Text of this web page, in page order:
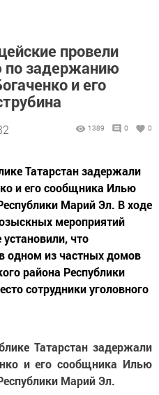
провели
по задержанию
и его
1389 0 0
Татарстан задержали
и его сообщника Илью
Марий Эл. В ходе
мероприятий
что
одном из частных домов
района Республики
сотрудники уголовного
Татарстан задержали
и его сообщника Илью
Марий Эл.